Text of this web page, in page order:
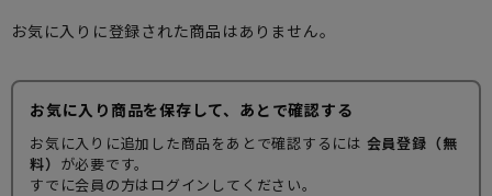
お気に入りに登録された商品はありません。
お気に入り商品を保存して、あとで確認する
お気に入りに追加した商品をあとで確認するには 会員登録（無
料） が必要です。
すでに会員の方はログインしてください。